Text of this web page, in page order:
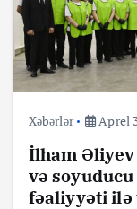
Xəbərlər Aprel
İlham Əliyev
və
fəaliyyəti ilə